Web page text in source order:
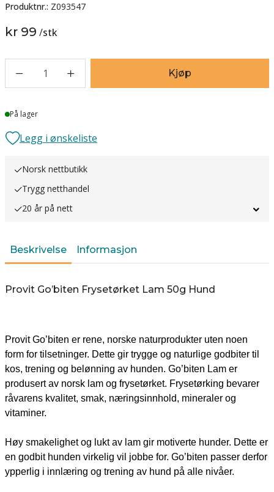
Produktnr.: Z093547
kr 99 /stk
1 Kjøp
Lager
På lager
Legg i ønskeliste
Norsk nettbutikk
Trygg netthandel
20 år på nett
Beskrivelse Informasjon
Provit Go’biten Frysetørket Lam 50g Hund
Provit Go’biten er rene, norske naturprodukter uten noen
form for tilsetninger. Dette gir trygge og naturlige godbiter til
kos, trening og belønning av hunden. Go’biten Lam er
produsert av norsk lam og frysetørket. Frysetørking bevarer
råvarens kvalitet, smak, næringsinnhold, mineraler og
vitaminer.
Høy smakelighet og lukt av lam gir motiverte hunder. Dette er
en godbit hunden virkelig vil jobbe for. Go’biten passer derfor
ypperlig i innlæring og trening av hund på alle nivåer.